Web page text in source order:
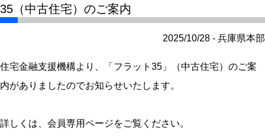
35（中古住宅）のご案内
2025/10/28 - 兵庫県本部
住宅金融支援機構より、「フラット35」（中古住宅）のご案
内がありましたのでお知らせいたします。
詳しくは、会員専用ページをご覧ください。